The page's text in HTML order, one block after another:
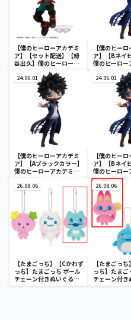
【僕のヒーローアカデミ
ア】【セット配送】【緑
谷出久】僕のヒーローア
カデミア BRAVEGRAPH
＃2 vol.2
【僕のヒー
ア】【Bネイ
僕のヒーロー
Q posket-荼
24.06.01
【僕のヒーローアカデミ
ア】【Aブラックカラー】
僕のヒーローアカデミア
24.06.01
【僕のヒー
ア】【Bネイ
僕のヒーロー
Q posket-荼
26.08.06
【たまごっち】【Cかわず
っち】たまごっち ボール
チェーン付きぬいぐるみ
～Tamagotchi
26.08.06
【たまごっ
っち】たまご
チェーン付き
～